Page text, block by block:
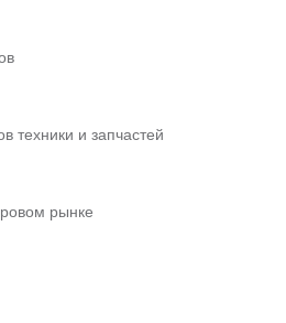
техники и запчастей
рынке